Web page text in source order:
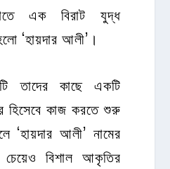
এক বিরাট যুদ্ধ
‘হায়দার আলী’।
তাদের কাছে একটি
হিসেবে কাজ করতে শুরু
আলী’ নামের
বিশাল আকৃতির